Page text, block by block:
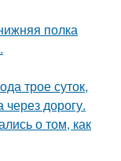
полка
трое суток,
дорогу.
о том, как